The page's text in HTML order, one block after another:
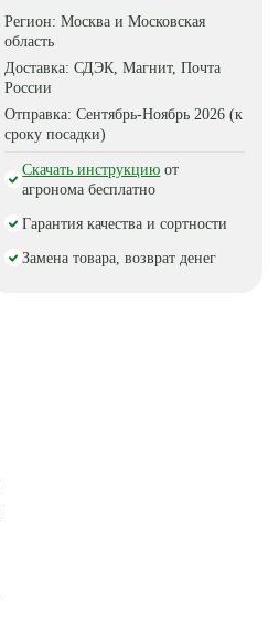
Регион:Москва и Московская
область
Доставка:СДЭК, Магнит, Почта
России
Отправка:Сентябрь-Ноябрь 2026 (к
сроку посадки)
Скачать инструкцию от
агронома бесплатно
Гарантия качества и сортности
Замена товара, возврат денег